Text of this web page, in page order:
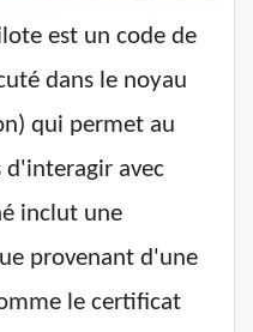
est un code de
dans le noyau
qui permet au
d'interagir avec
inclut une
provenant d'une
le certificat